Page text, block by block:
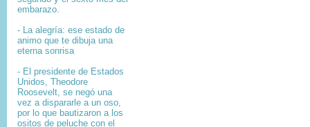
embarazo.
- La alegría: ese estado de
animo que te dibuja una
eterna sonrisa
- El presidente de Estados
Unidos, Theodore
Roosevelt, se negó una
vez a dispararle a un oso,
por lo que bautizaron a los
ositos de peluche con el